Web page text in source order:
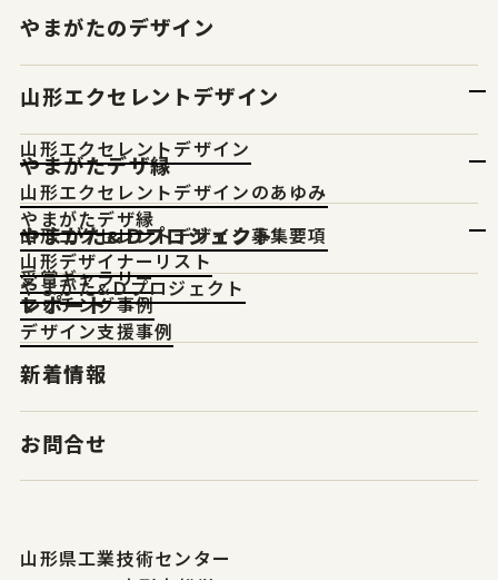
やまがたのデザイン
山形エクセレントデザイン
山形エクセレントデザイン
山形エクセレントデザインのあゆみ
山形エクセレントデザイン募集要項
受賞ギャラリー
やまがたデザ縁
やまがたデザ縁
山形デザイナーリスト
マッチング事例
やまがた&Ｄプロジェクト
やまがた&Ｄプロジェクト
デザイン支援事例
レポート
新着情報
お問合せ
山形県工業技術センター